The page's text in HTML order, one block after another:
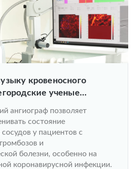
кровеносного
ученые
ангиограф
ангиограф позволяет
состояние
у пациентов с
и
болезни, особенно на
коронавирусной инфекции.